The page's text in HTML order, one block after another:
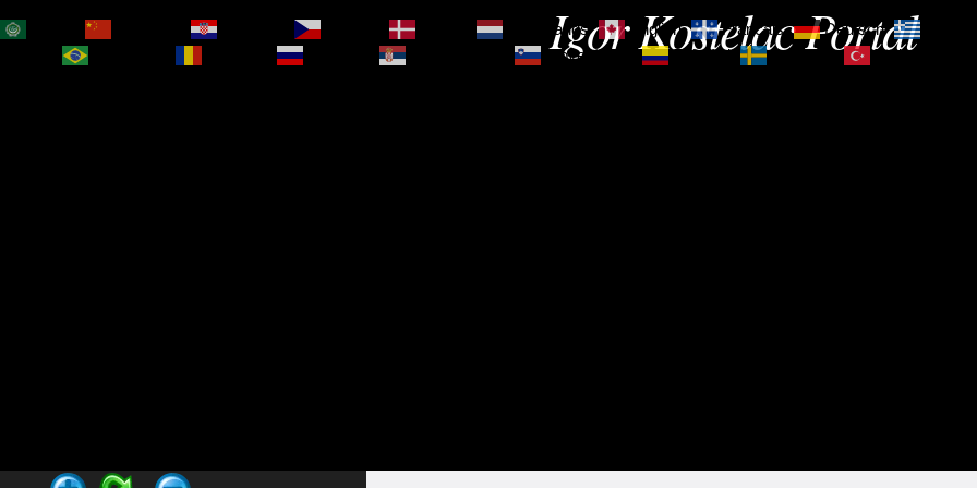
Igor Kostelac Portal
Nederlands English Français Deutsch
Slovenščina Español Svenska Türkçe